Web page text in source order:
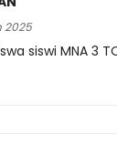
2025
siswi MNA 3